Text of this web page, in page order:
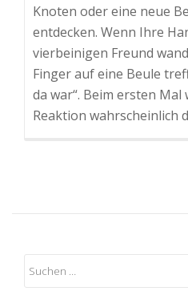
Knoten oder eine neue
entdecken. Wenn Ihre
vierbeinigen Freund
Finger auf eine Beule
da war“. Beim ersten
Reaktion wahrscheinlich